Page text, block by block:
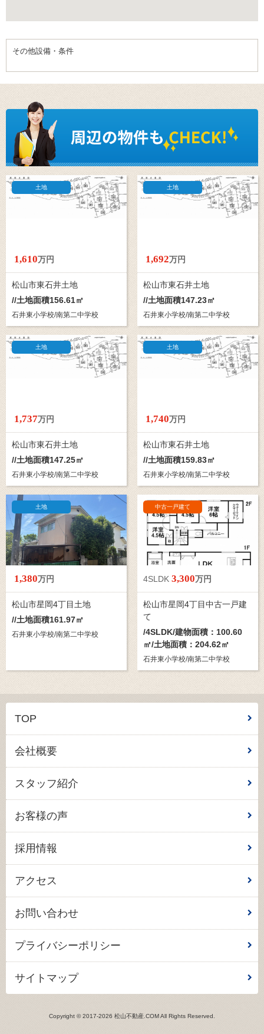
その他設備・条件
土地
1,610万円
松山市東石井土地
//土地面積156.61㎡
石井東小学校/南第二中学校
土地
1,692万円
松山市東石井土地
//土地面積147.23㎡
石井東小学校/南第二中学校
土地
1,737万円
松山市東石井土地
//土地面積147.25㎡
石井東小学校/南第二中学校
土地
1,740万円
松山市東石井土地
//土地面積159.83㎡
石井東小学校/南第二中学校
土地
1,380万円
松山市星岡4丁目土地
//土地面積161.97㎡
石井東小学校/南第二中学校
中古一戸建て
4SLDK 3,300万円
松山市星岡4丁目中古一戸建
て
/4SLDK/建物面積：100.60
㎡/土地面積：204.62㎡
石井東小学校/南第二中学校
TOP
会社概要
スタッフ紹介
お客様の声
採用情報
アクセス
お問い合わせ
プライバシーポリシー
サイトマップ
Copyright © 2017-2026 松山不動産.COM All Rights Reserved.